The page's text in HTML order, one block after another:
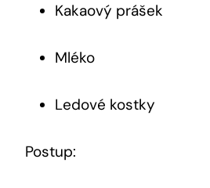
Kakaový ‍prášek
Mléko
Ledové kostky
Postup: